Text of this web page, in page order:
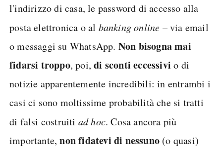
l'indirizzo di casa, le password di accesso alla
posta elettronica o al banking online – via email
o messaggi su WhatsApp. Non bisogna mai
fidarsi troppo, poi,di sconti eccessivi o di
notizie apparentemente incredibili: in entrambi i
casi ci sono moltissime probabilità che si tratti
di falsi costruiti ad hoc. Cosa ancora più
importante,non fidatevi di nessuno (o quasi)